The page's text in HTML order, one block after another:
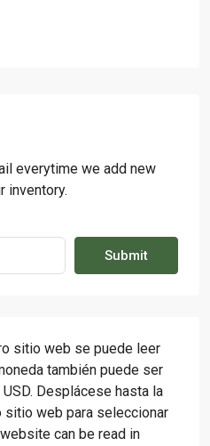
everytime we add new
inventory.
Submit
web se puede leer
también puede ser
Desplácese hasta la
web para seleccionar
can be read in